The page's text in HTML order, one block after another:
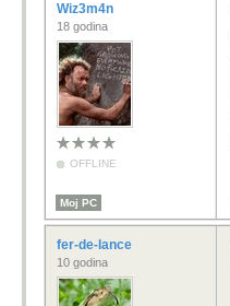
Wiz3m4n
18 godina
OFFLINE
Moj PC
fer-de-lance
10 godina